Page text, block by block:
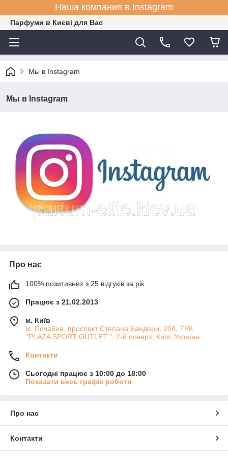
Наша компания в Instagram
Парфуми в Києві для Вас
Мы в Instagram
Мы в Instagram
Про нас
100% позитивних з 25 відгуків за рік
Працює з 21.02.2013
м. Київ
м. Почайна, проспект Степана Бандери, 20б, ТРК
''PLAZA SPORT OUTLET ", 2-й поверх, Київ, Україна
Контакти
Сьогодні працює з 10:00 до 18:00
Показати весь графік роботи
Про нас
Контакти